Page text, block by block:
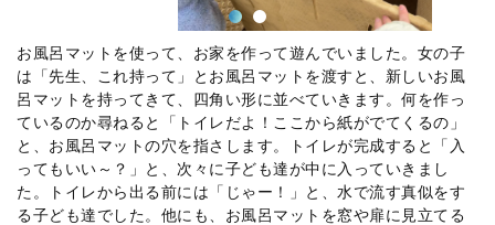
お風呂マットを使って、お家を作って遊んでいました。女の子
は「先生、これ持って」とお風呂マットを渡すと、新しいお風
呂マットを持ってきて、四角い形に並べていきます。何を作っ
ているのか尋ねると「トイレだよ！ここから紙がでてくるの」
と、お風呂マットの穴を指さします。トイレが完成すると「入
ってもいい～？」と、次々に子ども達が中に入っていきまし
た。トイレから出る前には「じゃー！」と、水で流す真似をす
る子ども達でした。他にも、お風呂マットを窓や扉に見立てる